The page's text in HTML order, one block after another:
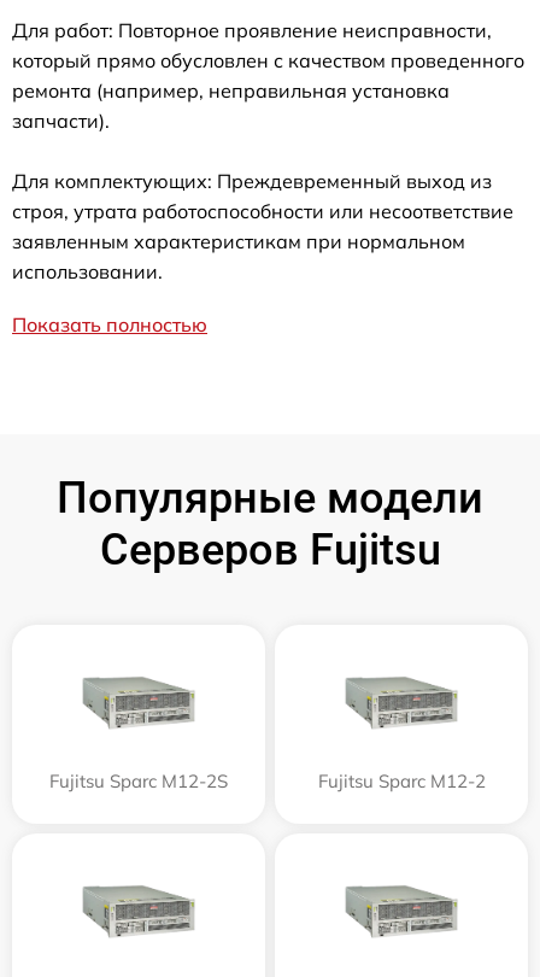
Для работ: Повторное проявление неисправности,
который прямо обусловлен с качеством проведенного
ремонта (например, неправильная установка
запчасти).
Для комплектующих: Преждевременный выход из
строя, утрата работоспособности или несоответствие
заявленным характеристикам при нормальном
использовании.
Показать полностью
Популярные модели
Серверов Fujitsu
Fujitsu Sparc M12-2S Fujitsu Sparc M12-2